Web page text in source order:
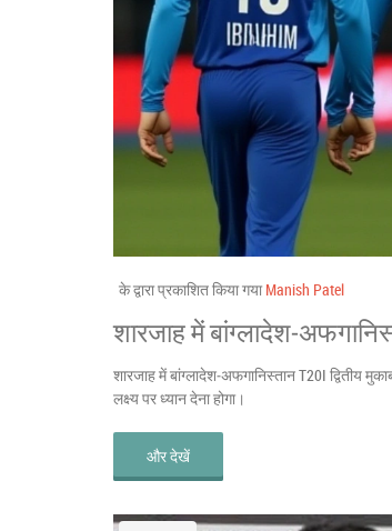
के द्वारा प्रकाशित किया गया Manish Patel
शारजाह में
शारजाह में बांग्लादेश‑अफगानिस्तान T20I द्वितीय
लक्ष्य पर ध्यान देना होगा।
और देखें